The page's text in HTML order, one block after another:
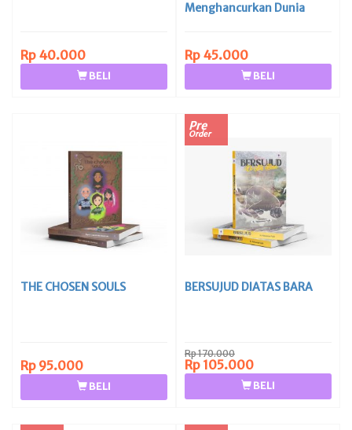
Rp 40.000
BELI
Menghancurkan Dunia
Rp 45.000
BELI
THE CHOSEN SOULS
Rp 95.000
BELI
Pre
Order
BERSUJUD DIATAS BARA
Rp 170.000
Rp 105.000
BELI